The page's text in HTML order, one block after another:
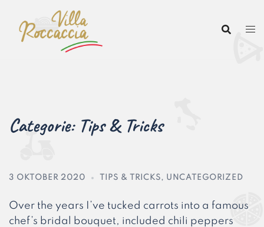
naar
Categorie: Tips & Tricks
3 OKTOBER 2020 TIPS & TRICKS, UNCATEGORIZED
Over the years I’ve tucked carrots into a famous
chef’s bridal bouquet, included chili peppers